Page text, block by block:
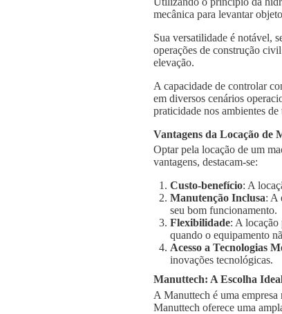
mecânica para levantar
Sua versatilidade é notável,
operações de construção
elevação.
A capacidade de controlar
em diversos cenários
praticidade nos ambientes de
Vantagens da Locação de
Optar pela locação de um
vantagens, destacam-se:
Custo-benefício: A
Manutenção Inclusa: A
seu bom funcionamento.
Flexibilidade: A locação
quando o equipamento
Acesso a Tecnologias
inovações tecnológicas.
Manuttech: A Escolha
A Manuttech é uma
Manuttech oferece uma